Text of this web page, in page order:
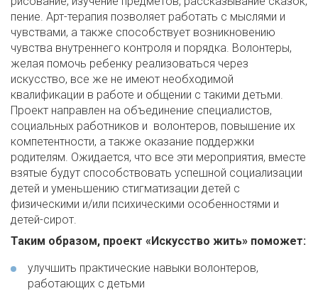
пение. Арт-терапия позволяет работать с мыслями и
чувствами, а также способствует возникновению
чувства внутреннего контроля и порядка. Волонтеры,
желая помочь ребенку реализоваться через
искусство, все же не имеют необходимой
квалификации в работе и общении с такими детьми.
Проект направлен на объединение специалистов,
социальных работников и волонтеров, повышение их
компетентности, а также оказание поддержки
родителям. Ожидается, что все эти мероприятия, вместе
взятые будут способствовать успешной социализации
детей и уменьшению стигматизации детей с
физическими и/или психическими особенностями и
детей-сирот.
Таким образом, проект «Искусство жить» поможет:
улучшить практические навыки волонтеров,
работающих с детьми